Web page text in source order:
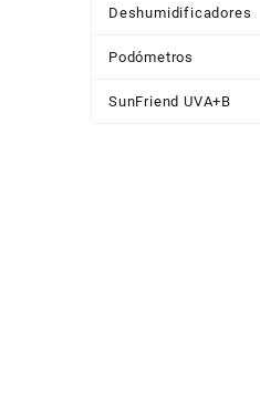
Deshumidificadores
Podómetros
SunFriend UVA+B